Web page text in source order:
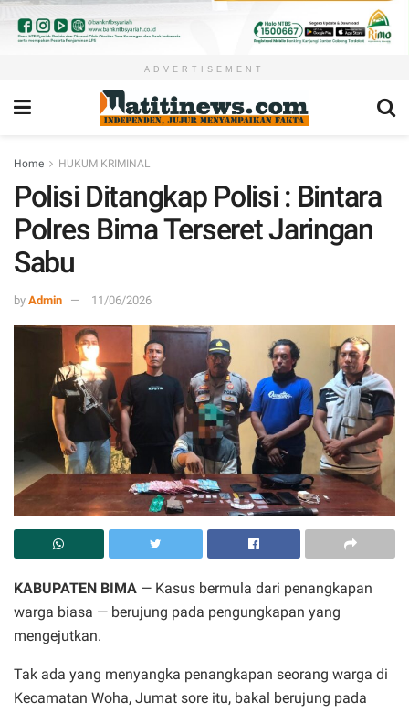
ADVERTISEMENT
Home HUKUM KRIMINAL
Polisi Ditangkap Polisi : Bintara
Polres Bima Terseret Jaringan
Sabu
by Admin 11/06/2026
KABUPATEN BIMA — Kasus bermula dari penangkapan
warga biasa — berujung pada pengungkapan yang
mengejutkan.
Tak ada yang menyangka penangkapan seorang warga di
Kecamatan Woha, Jumat sore itu, bakal berujung pada